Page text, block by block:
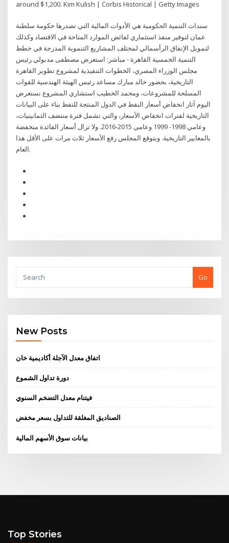
around $1,200. Kim Kulish | Corbis Historical | Getty Images
سندات التنمية الحكومية هي الأدوات المالية التي تصدرها حكومة سلطنة
عمان لتوفير منفذ استثماري لفائض الموارد المتاحة في الاقتصاد وكذلك
لتمويل الإنفاق الرأسمالي لمختلف المشاريع التنموية المدرجة في خطط
التنمية الخمسية القاهرة - مباشر: استعرض مصطفى مدبولي رئيس
مجلس الوزراء المصري، الخطوات التنفيذية لمشروع تطوير القاهرة
التاريخية، بحضور خالد مبارك مساعد رئيس الهيئة الهندسية للقوات
المسلحة للمشروعات، ومحمد الخطيب استشاري المشروع نستعرض
اليوم آثار انخفاض أسعار النفط في الدول المنتجة للنفط بناء على البيانات
التاريخية لفترات انخفاض الأسعار، والتي تشمل فترة منتضف الثمانينيات،
وعامي 1998- 1999 وعامي 2015-2016. ولا تزال أسعار الفائدة منخفضة
بالمعايير التاريخية. ويتوقع المجلس رفع الأسعار ثلاث مرات على الأقل هذا
العام.
Go
New Posts
اتفاق معدل الآجلة أكاديمية خان
دورة تداول الشموع
فيتنام معدل التضخم السنوي
الصناديق المغلقة للتداول بسعر مخفض
بيانات سوق الأسهم المالية
Top Stories